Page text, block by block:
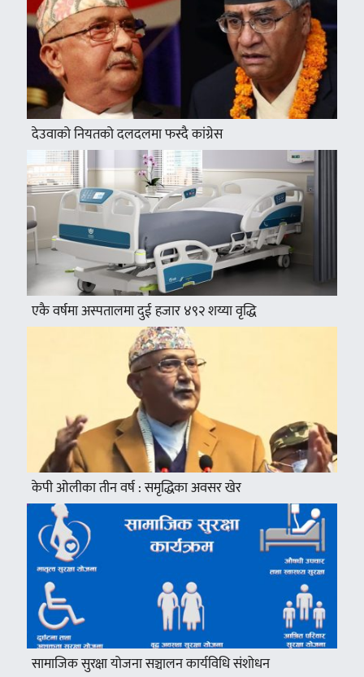
देउवाको नियतको दलदलमा फस्दै कांग्रेस
एकै वर्षमा अस्पतालमा दुई हजार ४९२ शय्या वृद्धि
केपी ओलीका तीन वर्ष : समृद्धिका अवसर खेर
सामाजिक सुरक्षा योजना सञ्चालन कार्यविधि संशोधन